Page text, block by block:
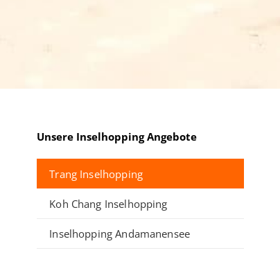
Unsere Inselhopping Angebote
Trang Inselhopping
Koh Chang Inselhopping
Inselhopping Andamanensee